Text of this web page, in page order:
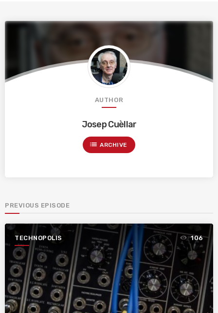
AUTHOR
Josep Cuèllar
list ARCHIVE
PREVIOUS EPISODE
TECHNOPOLIS 106